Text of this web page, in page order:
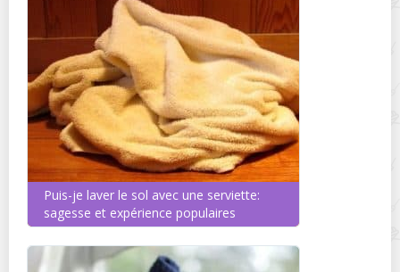
Puis-je laver le sol avec une serviette:
sagesse et expérience populaires